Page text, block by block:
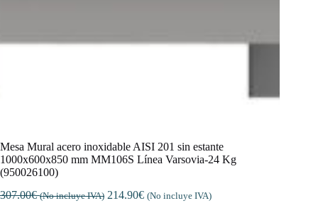
Mesa Mural acero inoxidable AISI 201 sin estante
1000x600x850 mm MM106S Línea Varsovia-24 Kg
(950026100)
307.00€ (No incluye IVA) 214.90€ (No incluye IVA)